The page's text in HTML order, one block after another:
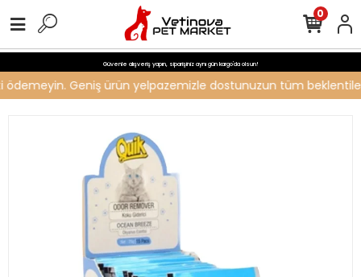
Güvenle alışveriş yapın, siparişiniz aynı gün kargo'da olsun!
Geniş ürün yelpazemizle dostunuzun tüm
0